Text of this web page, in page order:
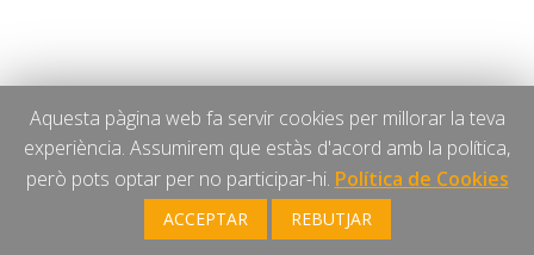
Articles relacionats
Aquesta pàgina web fa servir cookies per millorar la teva
experiència. Assumirem que estàs d'acord amb la política,
però pots optar per no participar-hi. Política de Cookies
ACCEPTAR REBUTJAR